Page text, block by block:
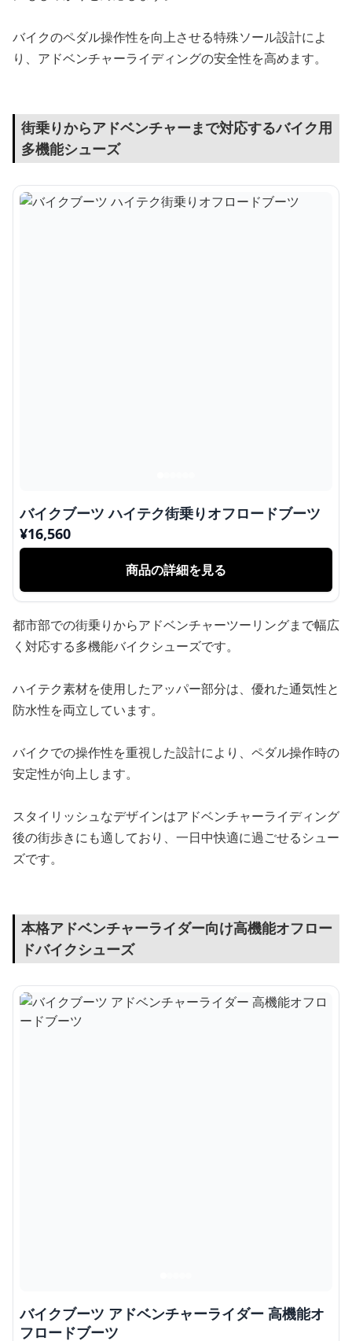
バイクのペダル操作性を向上させる特殊ソール設計によ
り、アドベンチャーライディングの安全性を高めます。
街乗りからアドベンチャーまで対応するバイク用
多機能シューズ
バイクブーツ ハイテク街乗りオフロードブーツ
¥16,560
商品の詳細を見る
都市部での街乗りからアドベンチャーツーリングまで幅広
く対応する多機能バイクシューズです。
ハイテク素材を使用したアッパー部分は、優れた通気性と
防水性を両立しています。
バイクでの操作性を重視した設計により、ペダル操作時の
安定性が向上します。
スタイリッシュなデザインはアドベンチャーライディング
後の街歩きにも適しており、一日中快適に過ごせるシュー
ズです。
本格アドベンチャーライダー向け高機能オフロー
ドバイクシューズ
バイクブーツ アドベンチャーライダー 高機能オ
フロードブーツ